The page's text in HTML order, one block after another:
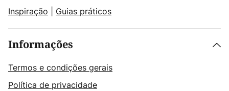
Inspiração
Guias práticos
Informações
Termos e condições gerais
Política de privacidade